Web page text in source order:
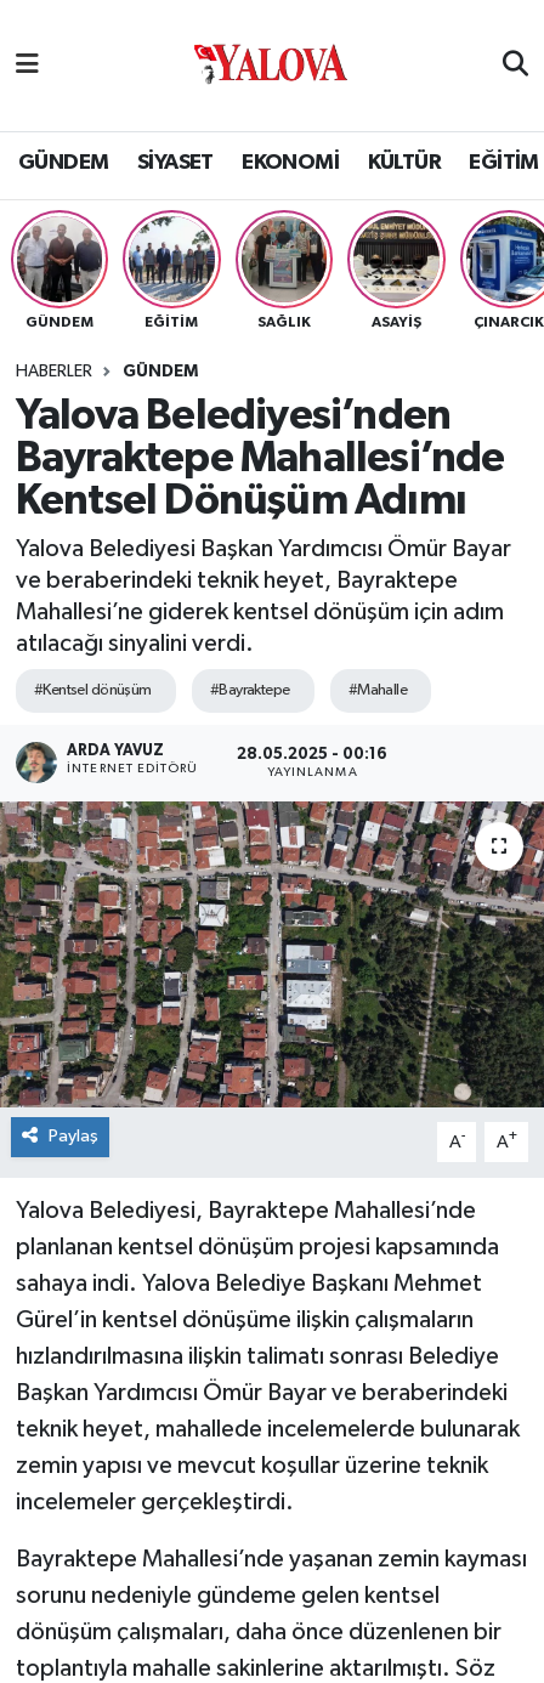
GÜNDEM SİYASET EKONOMİ KÜLTÜR EĞİTİM
GÜNDEM EĞİTİM SAĞLIK ASAYİŞ ÇINARCIK
HABERLER GÜNDEM
Yalova Belediyesi’nden
Bayraktepe Mahallesi’nde
Kentsel Dönüşüm Adımı
Yalova Belediyesi Başkan Yardımcısı Ömür Bayar
ve beraberindeki teknik heyet, Bayraktepe
Mahallesi’ne giderek kentsel dönüşüm için adım
atılacağı sinyalini verdi.
#Kentsel dönüşüm #Bayraktepe #Mahalle
ARDA YAVUZ
İNTERNET EDITÖRÜ
28.05.2025 - 00:16
YAYINLANMA
Paylaş A- A+
Yalova Belediyesi, Bayraktepe Mahallesi’nde
planlanan kentsel dönüşüm projesi kapsamında
sahaya indi. Yalova Belediye Başkanı Mehmet
Gürel’in kentsel dönüşüme ilişkin çalışmaların
hızlandırılmasına ilişkin talimatı sonrası Belediye
Başkan Yardımcısı Ömür Bayar ve beraberindeki
teknik heyet, mahallede incelemelerde bulunarak
zemin yapısı ve mevcut koşullar üzerine teknik
incelemeler gerçekleştirdi.
Bayraktepe Mahallesi’nde yaşanan zemin kayması
sorunu nedeniyle gündeme gelen kentsel
dönüşüm çalışmaları, daha önce düzenlenen bir
toplantıyla mahalle sakinlerine aktarılmıştı. Söz
SİYASET
EKONOMİ
KÜLTÜR
BİLİM VE TEKNOLOJİ
ASAYİŞ
SPOR
ULUSAL
RESMİ İLAN
Yalova Nöbetçi Eczaneler
Yalova Hava Durumu
Yalova Namaz Vakitleri
Yalova Trafik Yoğunluk Haritası
Tüm Manşetler
Son Dakika Haberleri